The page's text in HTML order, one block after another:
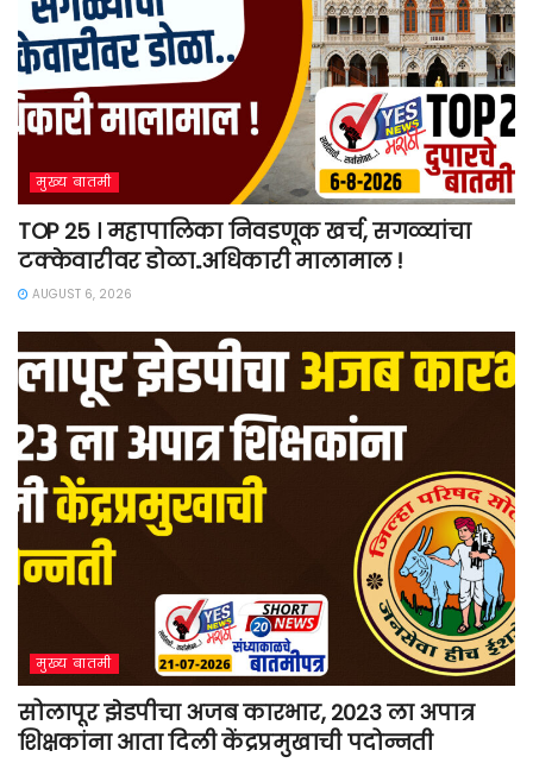
मुख्य बातमी
TOP 25 । महापालिका निवडणूक खर्च, सगळ्यांचा
टक्केवारीवर डोळा..अधिकारी मालामाल !
AUGUST 6, 2026
मुख्य बातमी
सोलापूर झेडपीचा अजब कारभार, 2023 ला अपात्र
शिक्षकांना आता दिली केंद्रप्रमुखाची पदोन्नती